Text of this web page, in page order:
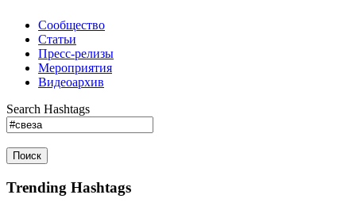
Сообщество
Статьи
Пресс-релизы
Мероприятия
Видеоархив
Search Hashtags
Поиск
Trending Hashtags